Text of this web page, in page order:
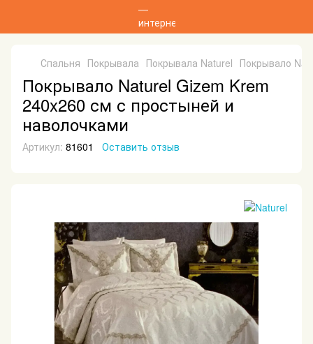
Спальня Покрывала Покрывала Naturel Покрывало
Покрывало Naturel Gizem Krem
240x260 см с простыней и
наволочками
Артикул: 81601 Оставить отзыв